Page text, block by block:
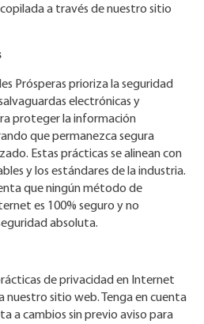
a través de nuestro sitio
Prósperas prioriza la seguridad
electrónicas y
proteger la información
que permanezca segura
Estas prácticas se alinean con
y los estándares de la industria.
que ningún método de
es 100% seguro y no
absoluta.
de privacidad en Internet
sitio web. Tenga en cuenta
a cambios sin previo aviso para